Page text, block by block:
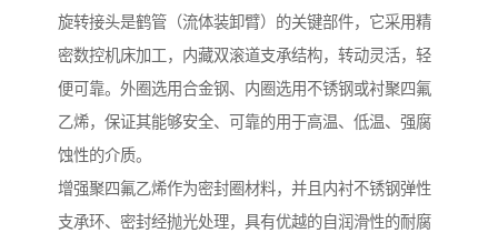
旋转接头是鹤管（流体装卸臂）的关键部件，它采用精
密数控机床加工，内藏双滚道支承结构，转动灵活，轻
便可靠。外圈选用合金钢、内圈选用不锈钢或衬聚四氟
乙烯，保证其能够安全、可靠的用于高温、低温、强腐
蚀性的介质。
增强聚四氟乙烯作为密封圈材料，并且内衬不锈钢弹性
支承环、密封经抛光处理，具有优越的自润滑性的耐腐